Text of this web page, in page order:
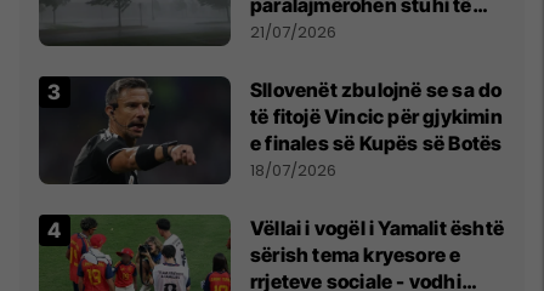
paralajmërohen stuhi të
fuqishme me breshër dhe
21/07/2026
Sllovenët zbulojnë se sa do
të fitojë Vincic për gjykimin
e finales së Kupës së Botës
18/07/2026
Vëllai i vogël i Yamalit është
sërish tema kryesore e
rrjeteve sociale - vodhi